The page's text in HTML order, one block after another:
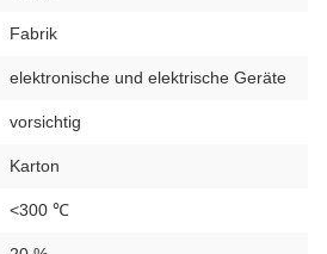
Fabrik
elektronische und elektrische Geräte
vorsichtig
Karton
<300 ℃